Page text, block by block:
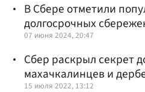
В Сбере отметили
долгосрочных
07 июня 2024, 20:47
Сбер раскрыл секрет
махачкалинцев и
15 июля 2022, 13:12